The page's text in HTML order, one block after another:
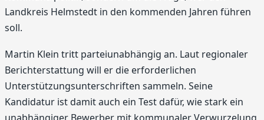
Landkreis Helmstedt in den kommenden Jahren führen
soll.
Martin Klein tritt parteiunabhängig an. Laut regionaler
Berichterstattung will er die erforderlichen
Unterstützungsunterschriften sammeln. Seine
Kandidatur ist damit auch ein Test dafür, wie stark ein